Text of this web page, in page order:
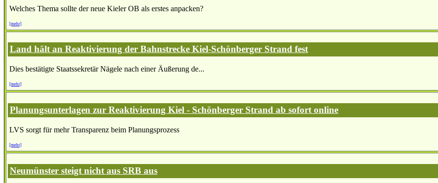
Welches Thema sollte der neue Kieler OB als erstes anpacken?
[mehr]
Land hält an Reaktivierung der Bahnstrecke Kiel-Schönberger Strand fest
Dies bestätigte Staatssekretär Nägele nach einer Äußerung de...
[mehr]
Planungsunterlagen zur Reaktivierung Kiel - Schönberger Strand ab sofort online
LVS sorgt für mehr Transparenz beim Planungsprozess
[mehr]
Neumünster steigt nicht aus SRB aus